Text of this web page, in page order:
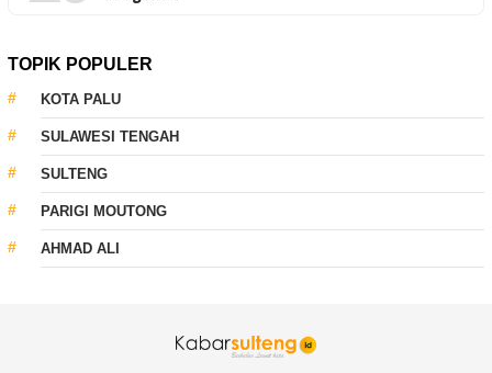
TOPIK POPULER
KOTA PALU
SULAWESI TENGAH
SULTENG
PARIGI MOUTONG
AHMAD ALI